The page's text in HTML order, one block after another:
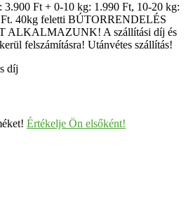
Ft + 0-10 kg: 1.990 Ft, 10-20 kg:
40kg feletti BÚTORRENDELÉS
ALKALMAZUNK! A szállítási díj és
felszámításra! Utánvétes szállítás!
díj
Értékelje Ön elsőként!